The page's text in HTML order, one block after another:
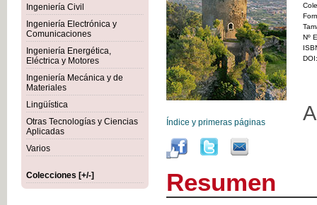
Ingeniería Civil
Ingeniería Electrónica y
Comunicaciones
Ingeniería Energética,
Eléctrica y Motores
Ingeniería Mecánica y de
Materiales
Lingüística
Otras Tecnologías y Ciencias
Aplicadas
Varios
Colecciones [+/-]
Índice y primeras páginas
Nº
Resumen